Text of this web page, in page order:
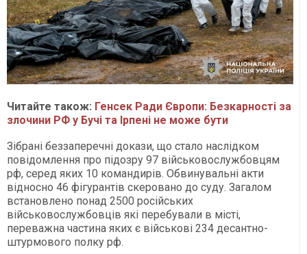
Читайте також: Генсек Ради Європи: Безкарності за
злочини РФ у Бучі та Ірпені не може бути
Зібрані беззаперечні докази, що стало наслідком
повідомлення про підозру 97 військовослужбовцям
рф, серед яких 10 командирів. Обвинувальні акти
відносно 46 фігурантів скеровано до суду. Загалом
встановлено понад 2500 російських
військовослужбовців які перебували в місті,
переважна частина яких є військові 234 десантно-
штурмового полку рф.